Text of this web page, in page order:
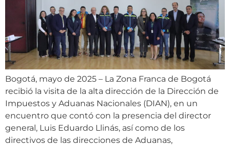
Bogotá, mayo de 2025 – La Zona Franca de Bogotá
recibió la visita de la alta dirección de la Dirección de
Impuestos y Aduanas Nacionales (DIAN), en un
encuentro que contó con la presencia del director
general, Luis Eduardo Llinás, así como de los
directivos de las direcciones de Aduanas,